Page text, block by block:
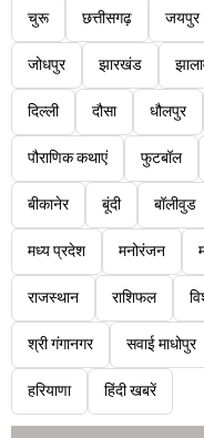
चुरू छत्तीसगढ़ जयपुर
जोधपुर झारखंड
दिल्ली दौसा धौलपुर
पौराणिक कथाएं फुटबॉल
बीकानेर बूंदी बॉलीवुड
मध्य प्रदेश मनोरंजन
राजस्थान राशिफल
श्री गंगानगर सवाई माधोपुर
हरियाणा हिंदी खबरें